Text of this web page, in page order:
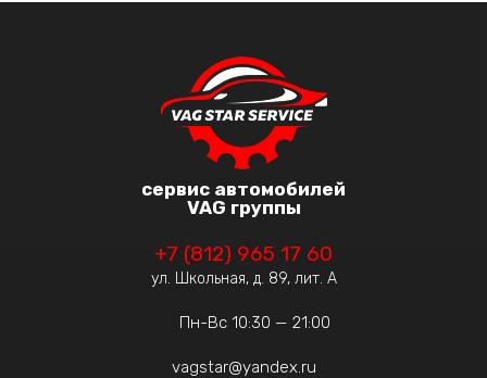
сервис автомобилей
VAG группы
+7 (812) 965 17 60
ул. Школьная, д. 89, лит. А
Пн-Вс 10:30 — 21:00
vagstar@yandex.ru